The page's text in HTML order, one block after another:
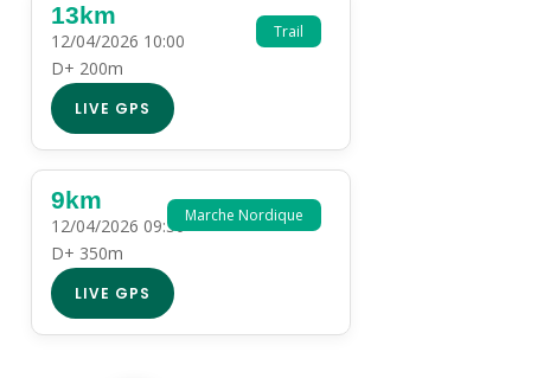
Trail
13km
12/04/2026 10:00
D+ 200m
LIVE GPS
Marche Nordique
9km
12/04/2026 09:30
D+ 350m
LIVE GPS